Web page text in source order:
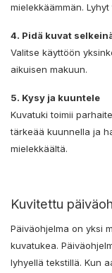
mielekkäämmän.
4. Pidä kuvat
Valitse käyttöön
aikuisen makuun.
5. Kysy ja kuuntele
Kuvatuki toimii
tärkeää kuunnella ja
mielekkäältä.
Kuvitettu
Päiväohjelma on yksi
kuvatukea.
lyhyellä tekstillä. Kun